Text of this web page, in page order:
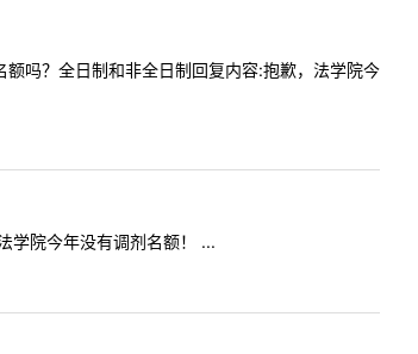
吗？全日制和非全日制回复内容:抱歉，法学院今
学院今年没有调剂名额！ ...